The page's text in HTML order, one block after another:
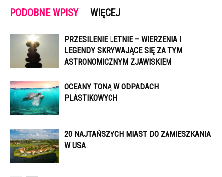
PODOBNE WPISY WIĘCEJ
PRZESILENIE LETNIE – WIERZENIA I
LEGENDY SKRYWAJĄCE SIĘ ZA TYM
ASTRONOMICZNYM ZJAWISKIEM
OCEANY TONĄ W ODPADACH
PLASTIKOWYCH
20 NAJTAŃSZYCH MIAST DO ZAMIESZKANIA
W USA